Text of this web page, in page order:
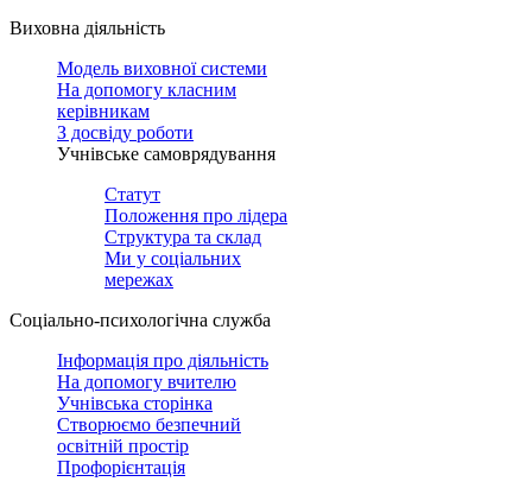
Виховна діяльність
Модель виховної системи
На допомогу класним
керівникам
З досвіду роботи
Учнівське самоврядування
Статут
Положення про лідера
Структура та склад
Ми у соціальних
мережах
Соціально-психологічна служба
Інформація про діяльність
На допомогу вчителю
Учнівська сторінка
Створюємо безпечний
освітній простір
Профорієнтація